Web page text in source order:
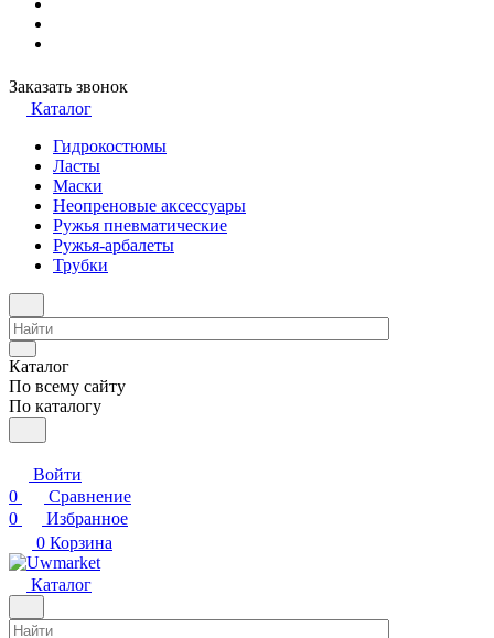
Заказать звонок
Каталог
Гидрокостюмы
Ласты
Маски
Неопреновые аксессуары
Ружья пневматические
Ружья-арбалеты
Трубки
Каталог
По всему сайту
По каталогу
Войти
0
Сравнение
0
Избранное
0 Корзина
Каталог